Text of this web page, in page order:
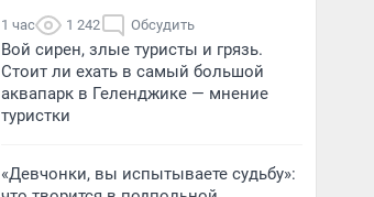
1 час 1 242 Обсудить
Вой сирен, злые туристы и грязь.
Стоит ли ехать в самый большой
аквапарк в Геленджике — мнение
туристки
«Девчонки, вы испытываете судьбу»: